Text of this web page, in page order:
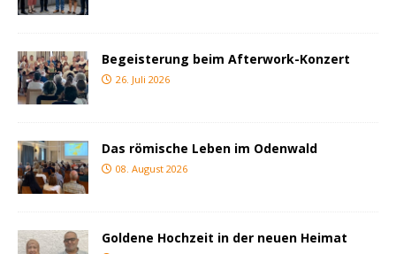
Begeisterung beim Afterwork-Konzert
26. Juli 2026
Das römische Leben im Odenwald
08. August 2026
Goldene Hochzeit in der neuen Heimat